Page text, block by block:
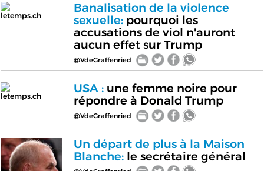
letemps.ch
Banalisation de la violence
sexuelle:pourquoi les
accusations de viol n'auront
aucun effet sur Trump
@VdeGraffenried
letemps.ch
USA :une femme noire pour
répondre à Donald Trump
@VdeGraffenried
Un départ de plus à la Maison
Blanche:le secrétaire général